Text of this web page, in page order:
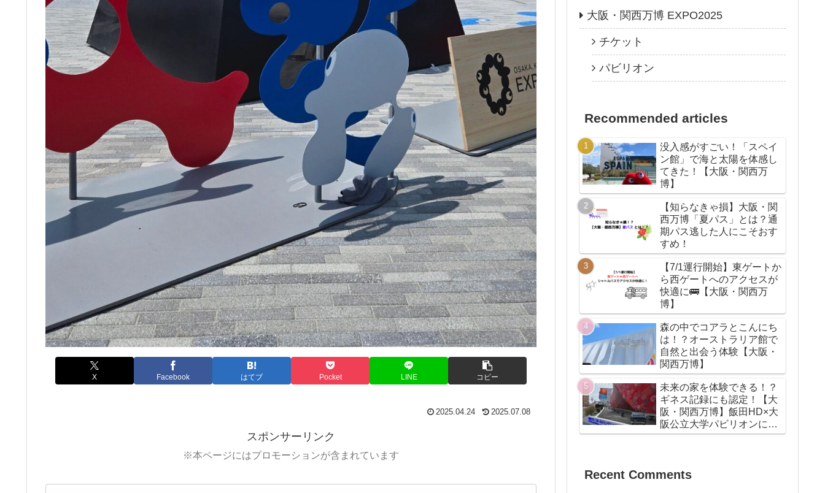
X Facebook はてブ Pocket LINE コピー
2025.04.24 2025.07.08
スポンサーリンク
※本ページにはプロモーションが含まれています
大阪・関西万博 EXPO2025
チケット
パビリオン
Recommended articles
没入感がすごい！「スペイ
ン館」で海と太陽を体感し
てきた！【大阪・関西万
博】
【知らなきゃ損】大阪・関
西万博「夏パス」とは？通
期パス逃した人にこそおす
すめ！
【7/1運行開始】東ゲートか
ら西ゲートへのアクセスが
快適に🚌【大阪・関西万
博】
森の中でコアラとこんにち
は！？オーストラリア館で
自然と出会う体験【大阪・
関西万博】
未来の家を体験できる！？
ギネス記録にも認定！【大
阪・関西万博】飯田HD×大
阪公立大学パビリオンに行
ってみた！
Recent Comments